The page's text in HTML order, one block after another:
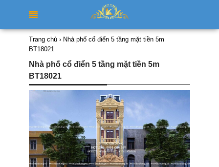
Trang chủ › Nhà phố cổ điển 5 tầng mặt tiền 5m
BT18021
Nhà phố cổ điển 5 tầng mặt tiền 5m
BT18021